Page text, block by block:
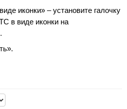
иконки» – установите галочку
в виде иконки на